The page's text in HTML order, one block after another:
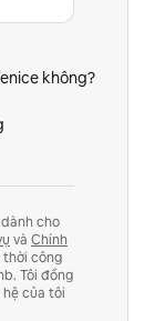
không?
cho
và Chính
công
Tôi đồng
của tôi